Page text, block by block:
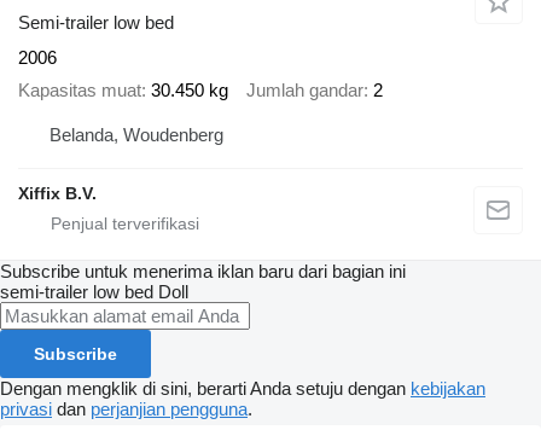
Semi-trailer low bed
2006
Kapasitas muat 30.450 kg Jumlah gandar 2
Belanda, Woudenberg
Xiffix B.V.
Subscribe untuk menerima iklan baru dari bagian ini
semi-trailer low bed Doll
Subscribe
Dengan mengklik di sini, berarti Anda setuju dengan kebijakan
privasi dan perjanjian pengguna.